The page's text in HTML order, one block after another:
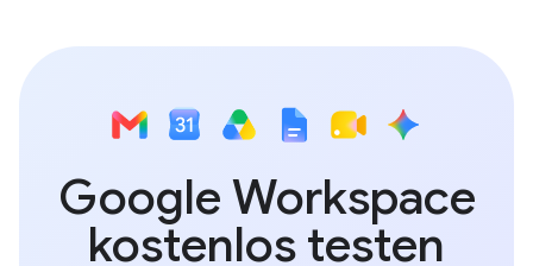
Google Workspace
kostenlos testen